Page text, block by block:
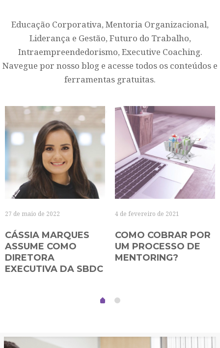
Educação Corporativa, Mentoria Organizacional,
Liderança e Gestão, Futuro do Trabalho,
Intraempreendedorismo, Executive Coaching.
Navegue por nosso blog e acesse todos os conteúdos e
ferramentas gratuitas.
27 de maio de 2022
CÁSSIA MARQUES
ASSUME COMO
DIRETORA
EXECUTIVA DA SBDC
4 de fevereiro de 2021
COMO COBRAR POR
UM PROCESSO DE
MENTORING?